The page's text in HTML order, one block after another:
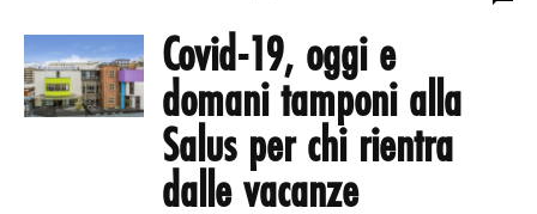
Covid-19, oggi e
domani tamponi alla
Salus per chi rientra
dalle vacanze